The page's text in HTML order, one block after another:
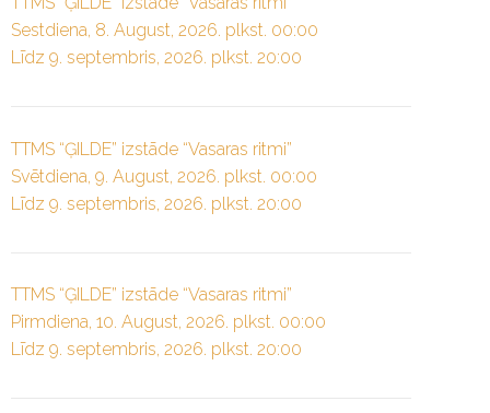
Sestdiena, 8. August, 2026. plkst. 00:00
Līdz 9. septembris, 2026. plkst. 20:00
TTMS “ĢILDE” izstāde “Vasaras ritmi”
Svētdiena, 9. August, 2026. plkst. 00:00
Līdz 9. septembris, 2026. plkst. 20:00
TTMS “ĢILDE” izstāde “Vasaras ritmi”
Pirmdiena, 10. August, 2026. plkst. 00:00
Līdz 9. septembris, 2026. plkst. 20:00